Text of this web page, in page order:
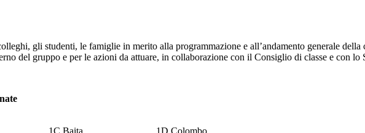
gli studenti, le famiglie in merito alla programmazione e all’andamento generale
del gruppo e per le azioni da attuare, in collaborazione con il Consiglio di classe e con lo
1C Baita 1D Colombo